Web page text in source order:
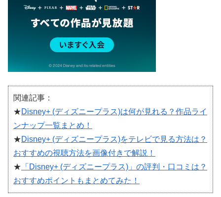
関連記事：
★Disney+ (ディズニープラス)は何が見れる？作品ライ
ンナップ一覧まとめ！
★Disney+ (ディズニープラス)をテレビで見る方法は？
おすすめの視聴方法を画像付きで解説！
★ 「Disney+ (ディズニープラス)」の評判・口コミは？
おすすめポイントもまとめてみた！